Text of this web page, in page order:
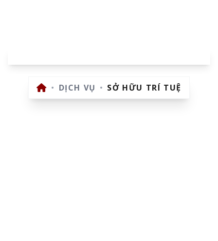
• DỊCH VỤ • SỞ HỮU TRÍ TUỆ